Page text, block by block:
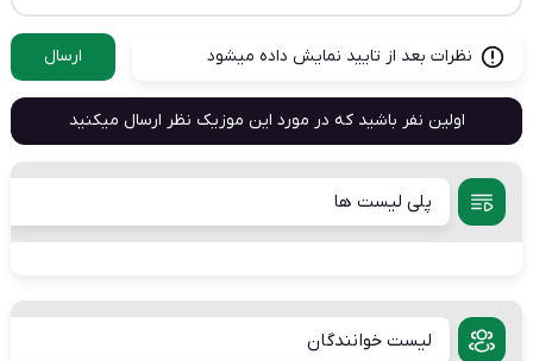
نظرات بعد از تایید نمایش داده میشود ارسال
اولین نفر باشید که در مورد این موزیک نظر ارسال میکنید
پلی لیست ها
لیست خوانندگان